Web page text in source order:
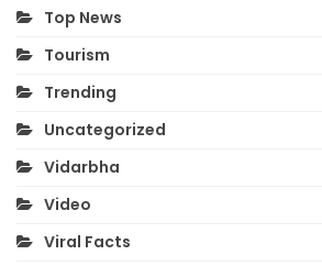
Top News
Tourism
Trending
Uncategorized
Vidarbha
Video
Viral Facts